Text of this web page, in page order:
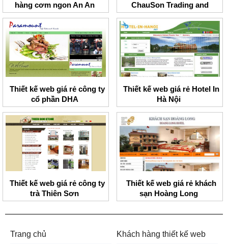
hàng cơm ngon An An
ChauSon Trading and
Services Co.,ltd
Thiết kế web giá rẻ công ty
cổ phần DHA
Thiết kế web giá rẻ Hotel In
Hà Nội
Thiết kế web giá rẻ công ty
trà Thiên Sơn
Thiết kế web giá rẻ khách
sạn Hoàng Long
Trang chủ Khách hàng thiết kế web